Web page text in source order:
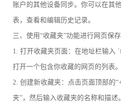
账户的其他设备同步。你可以在其
表，查看和编辑历史记录。
三、使用“收藏夹”功能进行网页保存
1. 打开收藏夹页面：在地址栏输入
打开一个包含你收藏的网页的列表。
2. 创建新收藏夹：点击页面顶部的
夹”，然后输入收藏夹的名称和描述。